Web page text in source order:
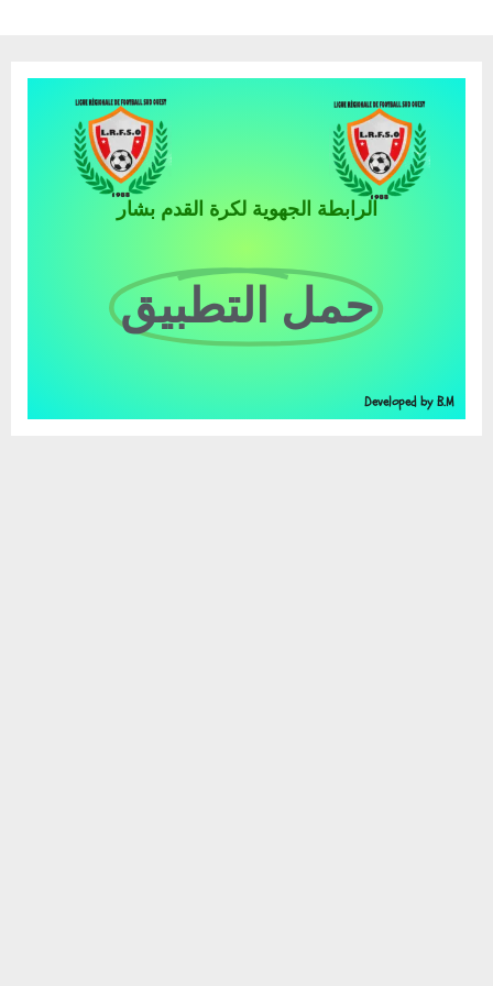
الرابطة الجهوية لكرة القدم بشار
حمل التطبيق
Developed by B.M